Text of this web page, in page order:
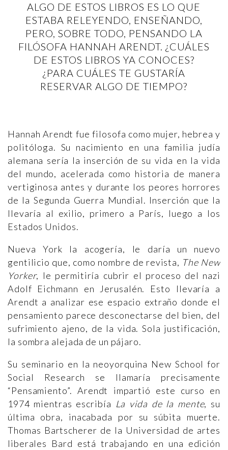
ALGO DE ESTOS LIBROS ES LO QUE
ESTABA RELEYENDO, ENSEÑANDO,
PERO, SOBRE TODO, PENSANDO LA
FILÓSOFA HANNAH ARENDT. ¿CUÁLES
DE ESTOS LIBROS YA CONOCES?
¿PARA CUÁLES TE GUSTARÍA
RESERVAR ALGO DE TIEMPO?
Hannah Arendt fue filosofa como mujer, hebrea y
politóloga. Su nacimiento en una familia judía
alemana sería la inserción de su vida en la vida
del mundo, acelerada como historia de manera
vertiginosa antes y durante los peores horrores
de la Segunda Guerra Mundial. Inserción que la
llevaría al exilio, primero a París, luego a los
Estados Unidos.
Nueva York la acogería, le daría un nuevo
gentilicio que, como nombre de revista, The New
Yorker, le permitiría cubrir el proceso del nazi
Adolf Eichmann en Jerusalén. Esto llevaría a
Arendt a analizar ese espacio extraño donde el
pensamiento parece desconectarse del bien, del
sufrimiento ajeno, de la vida. Sola justificación,
la sombra alejada de un pájaro.
Su seminario en la neoyorquina New School for
Social Research se llamaría precisamente
“Pensamiento”. Arendt impartió este curso en
1974 mientras escribía La vida de la mente, su
última obra, inacabada por su súbita muerte.
Thomas Bartscherer de la Universidad de artes
liberales Bard está trabajando en una edición